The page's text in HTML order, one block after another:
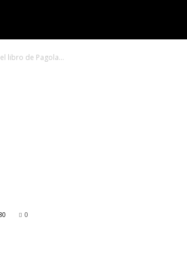
libro de Pagola...
0